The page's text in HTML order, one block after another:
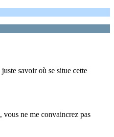
savoir où se situe cette
ne me convaincrez pas